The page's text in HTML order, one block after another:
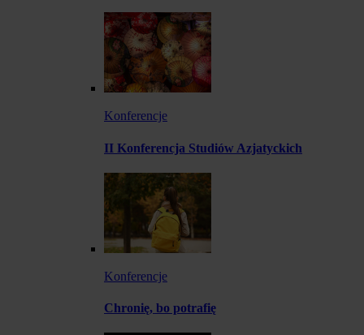
Konferencje
II Konferencja Studiów Azjatyckich
Konferencje
Chronię, bo potrafię